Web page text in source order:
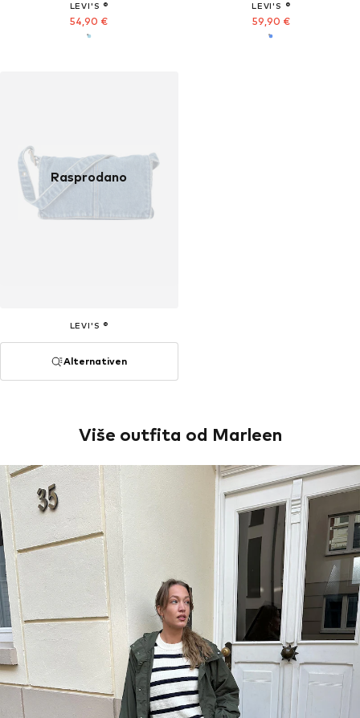
LEVI'S ®
54,90 €
LEVI'S ®
59,90 €
Rasprodano
LEVI'S ®
Alternativen
Više outfita od Marleen